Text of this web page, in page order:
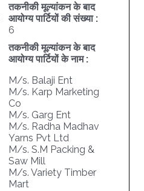
तकनीकी मूल्यांकन के बाद
आयोग्य पार्टियों की संख्या :
6
तकनीकी मूल्यांकन के बाद
आयोग्य पार्टियों के नाम :
M/s. Balaji Ent
M/s. Karp Marketing
Co
M/s. Garg Ent
M/s. Radha Madhav
Yarns Pvt Ltd
M/s. S.M Packing &
Saw Mill
M/s. Variety Timber
Mart